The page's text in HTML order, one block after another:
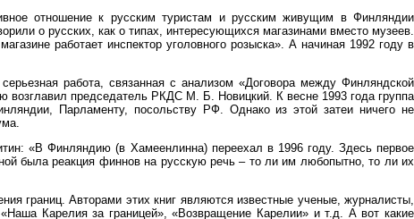
отношение к русским туристам и русским живущим в Финляндии
о русских, как о типах, интересующихся магазинами вместо музеев.
работает инспектор уголовного розыска». А начиная 1992 году в
работа, связанная с анализом «Договора между Финляндской
возглавил председатель РКДС М. Б. Новицкий. К весне 1993 года группа
Парламенту, посольству РФ. Однако из этой затеи ничего не
«В Финляндию (в Хамеенлинна) переехал в 1996 году. Здесь первое
была реакция финнов на русскую речь – то ли им любопытно, то ли их
границ. Авторами этих книг являются известные ученые, журналисты,
Карелия за границей», «Возвращение Карелии» и т.д. А вот какие